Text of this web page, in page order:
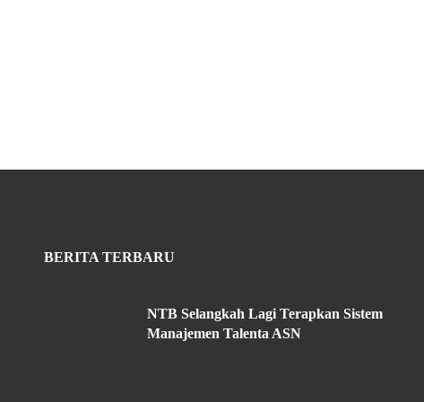
BERITA TERBARU
NTB Selangkah Lagi Terapkan Sistem
Manajemen Talenta ASN